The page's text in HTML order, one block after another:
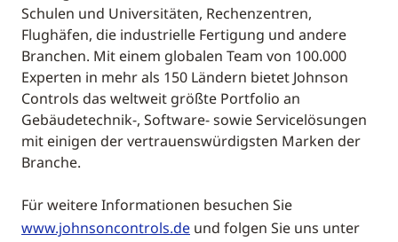
Schulen und Universitäten, Rechenzentren,
Flughäfen, die industrielle Fertigung und andere
Branchen. Mit einem globalen Team von 100.000
Experten in mehr als 150 Ländern bietet Johnson
Controls das weltweit größte Portfolio an
Gebäudetechnik-, Software- sowie Servicelösungen
mit einigen der vertrauenswürdigsten Marken der
Branche.
Für weitere Informationen besuchen Sie
www.johnsoncontrols.de und folgen Sie uns unter